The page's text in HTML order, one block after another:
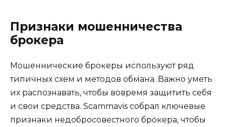
Признаки мошенничества
брокера
Мошеннические брокеры используют ряд
типичных схем и методов обмана. Важно уметь
их распознавать, чтобы вовремя защитить себя
и свои средства. Scammavis собрал ключевые
признаки недобросовестного брокера, чтобы